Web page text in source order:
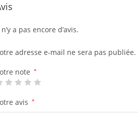
a pas encore d’avis.
adresse e-mail ne sera pas publiée.
note *
avis *